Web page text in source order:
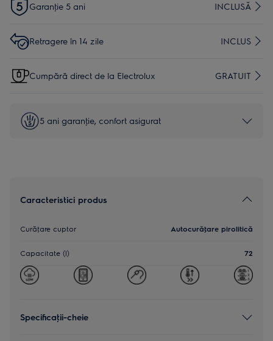
Garanţie 5 ani INCLUSĂ
Retragere în 14 zile INCLUS
Cumpără direct de la Electrolux GRATUIT
5 ani garanţie, confort asigurat
Caracteristici produs
Curăţare cuptor Autocurăţare pirolitică
Capacitate (l) 72
Specificaţii-cheie